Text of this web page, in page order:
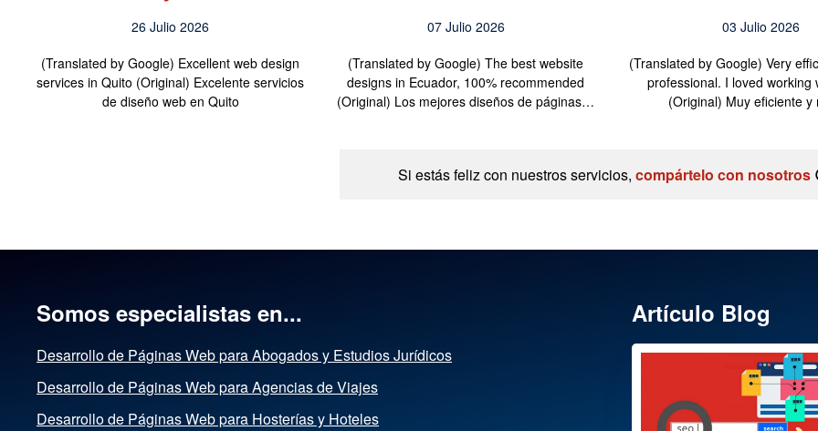
26 Julio 2026
(Translated by Google) Excellent web design
services in Quito (Original) Excelente servicios
de diseño web en Quito
07 Julio 2026
(Translated by Google) The best website
designs in Ecuador, 100% recommended
(Original) Los mejores diseños de páginas…
03 Julio 2026
(Translated by Google) Very
professional. I loved working
(Original) Muy eficiente
Si estás feliz con nuestros servicios, compártelo con nosotros
Somos especialistas en...
Desarrollo de Páginas Web para Abogados y Estudios Jurídicos
Desarrollo de Páginas Web para Agencias de Viajes
Desarrollo de Páginas Web para Hosterías y Hoteles
Artículo Blog